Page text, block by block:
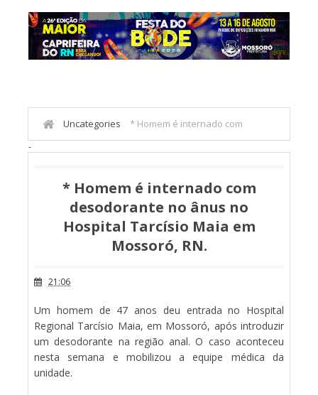
Uncategories * Homem é internado com
desodorante no ânus no Hospital Tarcísio Maia em
-
* Homem é internado com
desodorante no ânus no
Hospital Tarcísio Maia em
Mossoró, RN.
21:06
Um homem de 47 anos deu entrada no Hospital
Regional Tarcísio Maia, em Mossoró, após introduzir
um desodorante na região anal. O caso aconteceu
nesta semana e mobilizou a equipe médica da
unidade.